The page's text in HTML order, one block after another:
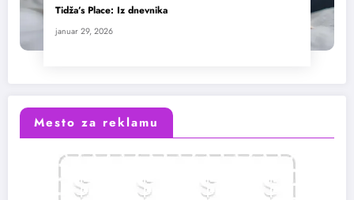
Tidža’s Place: Iz dnevnika
januar 29, 2026
Mesto za reklamu